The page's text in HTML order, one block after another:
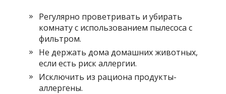
Регулярно проветривать и убирать
комнату с использованием пылесоса с
фильтром.
Не держать дома домашних животных,
если есть риск аллергии.
Исключить из рациона продукты-
аллергены.